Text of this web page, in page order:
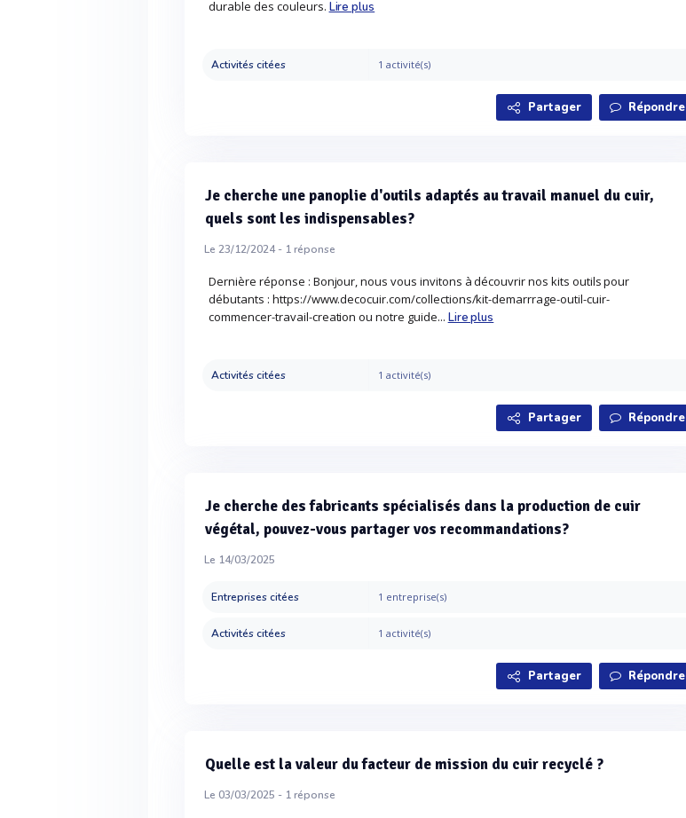
durable des couleurs. Lire plus
Activités citées 1 activité(s)
Partager Répondre
Je cherche une panoplie d'outils adaptés au travail manuel du cuir,
quels sont les indispensables?
Le 23/12/2024 - 1réponse
Dernière réponse : Bonjour, nous vous invitons à découvrir nos kits outils pour
débutants : https://www.decocuir.com/collections/kit-demarrrage-outil-cuir-
commencer-travail-creation ou notre guide... Lire plus
Activités citées 1 activité(s)
Partager Répondre
Je cherche des fabricants spécialisés dans la production de cuir
végétal, pouvez-vous partager vos recommandations?
Le 14/03/2025
Entreprises citées 1 entreprise(s)
Activités citées 1 activité(s)
Partager Répondre
Quelle est la valeur du facteur de mission du cuir recyclé ?
Le 03/03/2025 - 1réponse